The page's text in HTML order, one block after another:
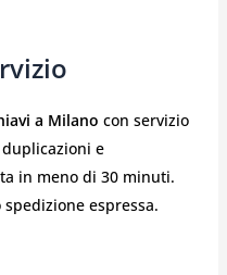
a Milano con servizio
e
in meno di 30 minuti.
espressa.